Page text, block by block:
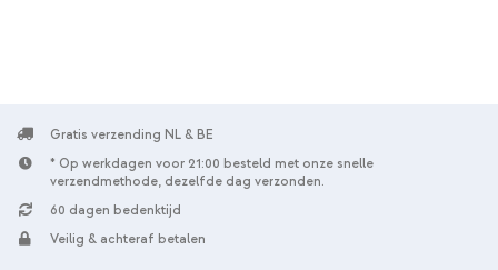
Gratis verzending NL & BE
* Op werkdagen voor 21:00 besteld met onze snelle
verzendmethode, dezelfde dag verzonden.
60 dagen bedenktijd
Veilig & achteraf betalen